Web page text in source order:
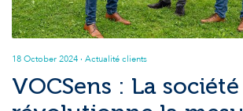
18 October 2024 · Actualité clients
VOCSens : La